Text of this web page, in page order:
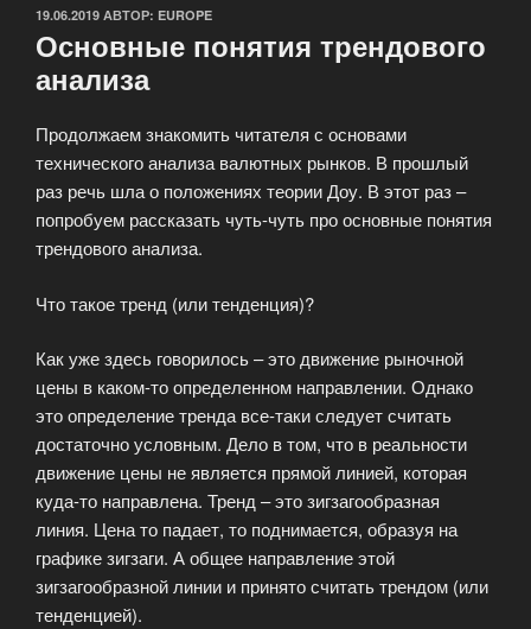
ОПУБЛИКОВАНО
19.06.2019 АВТОР: EUROPE
Основные понятия трендового
анализа
Продолжаем знакомить читателя с основами
технического анализа валютных рынков. В прошлый
раз речь шла о положениях теории Доу. В этот раз –
попробуем рассказать чуть-чуть про основные понятия
трендового анализа.
Что такое тренд (или тенденция)?
Как уже здесь говорилось – это движение рыночной
цены в каком-то определенном направлении. Однако
это определение тренда все-таки следует считать
достаточно условным. Дело в том, что в реальности
движение цены не является прямой линией, которая
куда-то направлена. Тренд – это зигзагообразная
линия. Цена то падает, то поднимается, образуя на
графике зигзаги. А общее направление этой
зигзагообразной линии и принято считать трендом (или
тенденцией).